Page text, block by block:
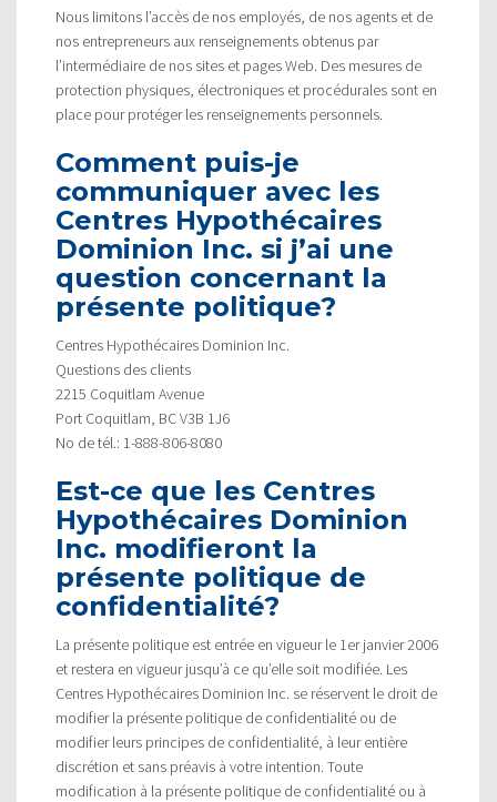
Nous limitons l’accès de nos employés, de nos agents et de
nos entrepreneurs aux renseignements obtenus par
l’intermédiaire de nos sites et pages Web. Des mesures de
protection physiques, électroniques et procédurales sont en
place pour protéger les renseignements personnels.
Comment puis-je
communiquer avec les
Centres Hypothécaires
Dominion Inc. si j’ai une
question concernant la
présente politique?
Centres Hypothécaires Dominion Inc.
Questions des clients
2215 Coquitlam Avenue
Port Coquitlam, BC V3B 1J6
No de tél.: 1-888-806-8080
Est-ce que les Centres
Hypothécaires Dominion
Inc. modifieront la
présente politique de
confidentialité?
La présente politique est entrée en vigueur le 1er janvier 2006
et restera en vigueur jusqu’à ce qu’elle soit modifiée. Les
Centres Hypothécaires Dominion Inc. se réservent le droit de
modifier la présente politique de confidentialité ou de
modifier leurs principes de confidentialité, à leur entière
discrétion et sans préavis à votre intention. Toute
modification à la présente politique de confidentialité ou à